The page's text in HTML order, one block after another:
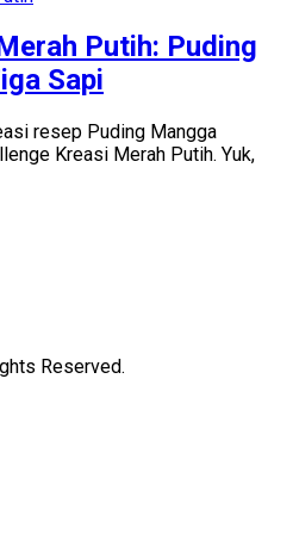
Putih: Puding
Sapi
resep Puding Mangga
Kreasi Merah Putih. Yuk,
Reserved.